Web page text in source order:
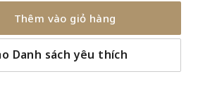
Thêm vào giỏ hàng
Danh sách yêu thích